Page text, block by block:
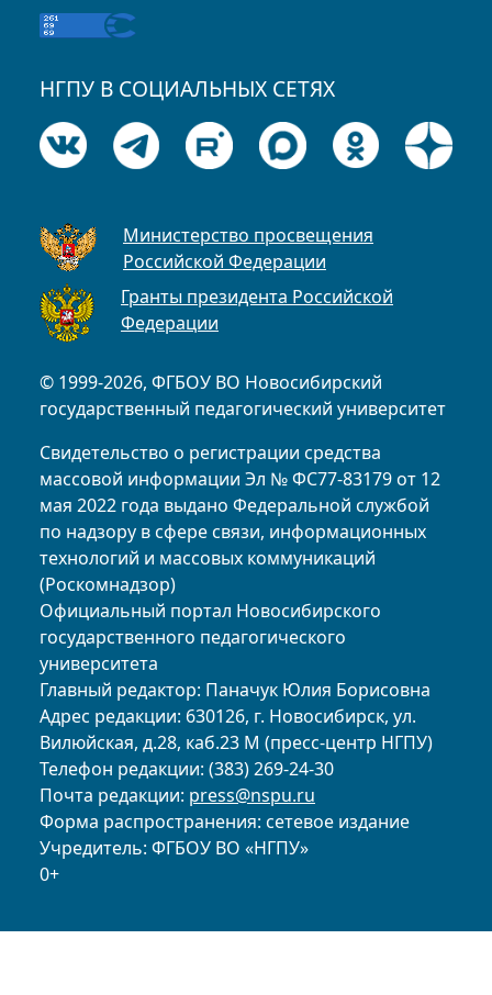
© 1999-2026, ФГБОУ ВО Новосибирский
государственный педагогический университет
Свидетельство о регистрации средства
массовой информации Эл № ФС77-83179 от 12
мая 2022 года выдано Федеральной службой
по надзору в сфере связи, информационных
технологий и массовых коммуникаций
(Роскомнадзор)
Официальный портал Новосибирского
государственного педагогического
университета
Главный редактор: Паначук Юлия Борисовна
Адрес редакции: 630126, г. Новосибирск, ул.
Вилюйская, д.28, каб.23 М (пресс-центр НГПУ)
Телефон редакции: (383) 269-24-30
Почта редакции: press@nspu.ru
Форма распространения: сетевое издание
Учредитель: ФГБОУ ВО «НГПУ»
0+
НГПУ В СОЦИАЛЬНЫХ СЕТЯХ
Министерство просвещения
Российской Федерации
Гранты президента Российской
Федерации